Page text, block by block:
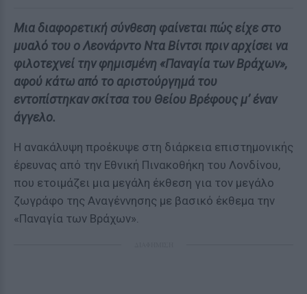
Μια διαφορετική σύνθεση φαίνεται πώς είχε στο
μυαλό του ο Λεονάρντο Ντα Βίντσι πριν αρχίσει να
φιλοτεχνεί την φημισμένη «Παναγία των Βράχων»,
αφού κάτω από το αριστούργημά του
εντοπίστηκαν σκίτσα του Θείου Βρέφους μ’ έναν
άγγελο.
Η ανακάλυψη προέκυψε στη διάρκεια επιστημονικής
έρευνας από την Εθνική Πινακοθήκη του Λονδίνου,
που ετοιμάζει μια μεγάλη έκθεση για τον μεγάλο
ζωγράφο της Αναγέννησης με βασικό έκθεμα την
«Παναγία των Βράχων».